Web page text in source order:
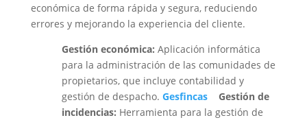
económica de forma rápida y segura, reduciendo
errores y mejorando la experiencia del cliente.
Gestión económica: Aplicación informática
para la administración de las comunidades de
propietarios, que incluye contabilidad y
gestión de despacho. Gesfincas
Gestión de
incidencias: Herramienta para la gestión de